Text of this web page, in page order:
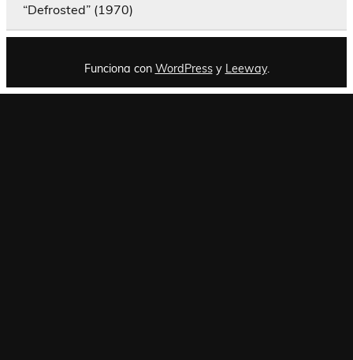
“Defrosted” (1970)
Funciona con WordPressy Leeway.